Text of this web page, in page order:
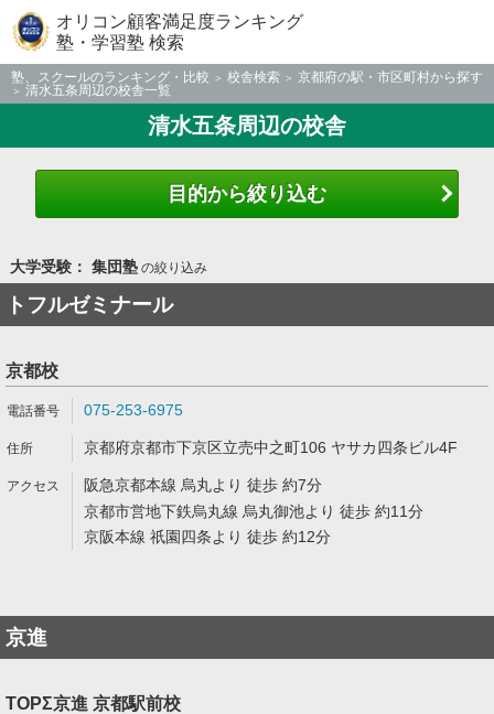
オリコン顧客満足度ランキング
塾・学習塾 検索
塾、スクールのランキング・比較 校舎検索
京都府の駅・市区町村から探す
清水五条周辺の校舎一覧
清水五条周辺の校舎
目的から絞り込む
大学受験： 集団塾の絞り込み
トフルゼミナール
京都校
075-253-6975
京都府京都市下京区立売中之町106 ヤサカ四条ビル4F
阪急京都本線 烏丸より 徒歩 約7分
京都市営地下鉄烏丸線 烏丸御池より 徒歩 約11分
京阪本線 祇園四条より 徒歩 約12分
京進
TOPΣ京進 京都駅前校